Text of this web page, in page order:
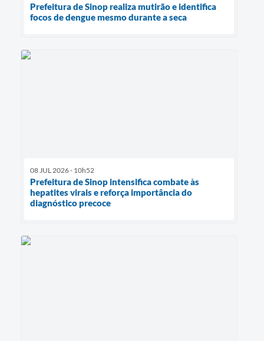
Prefeitura de Sinop realiza mutirão e identifica
focos de dengue mesmo durante a seca
08 JUL 2026 - 10h52
Prefeitura de Sinop intensifica combate às
hepatites virais e reforça importância do
diagnóstico precoce